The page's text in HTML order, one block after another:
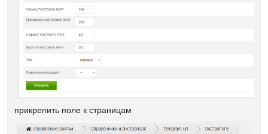
прикрепить поле к страницам